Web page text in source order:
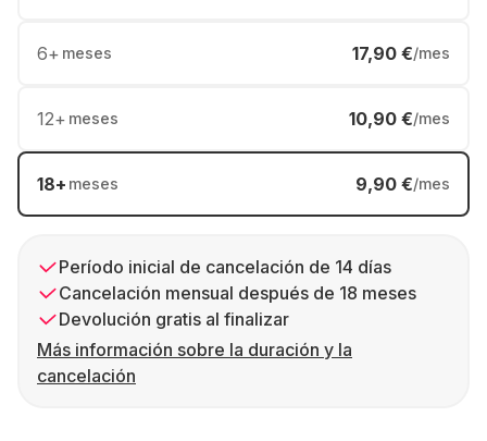
6+ meses 17,90 €/mes
12+ meses 10,90 €/mes
18+ meses 9,90 €/mes
Período inicial de cancelación de 14 días
Cancelación mensual después de 18 meses
Devolución gratis al finalizar
Más información sobre la duración y la
cancelación